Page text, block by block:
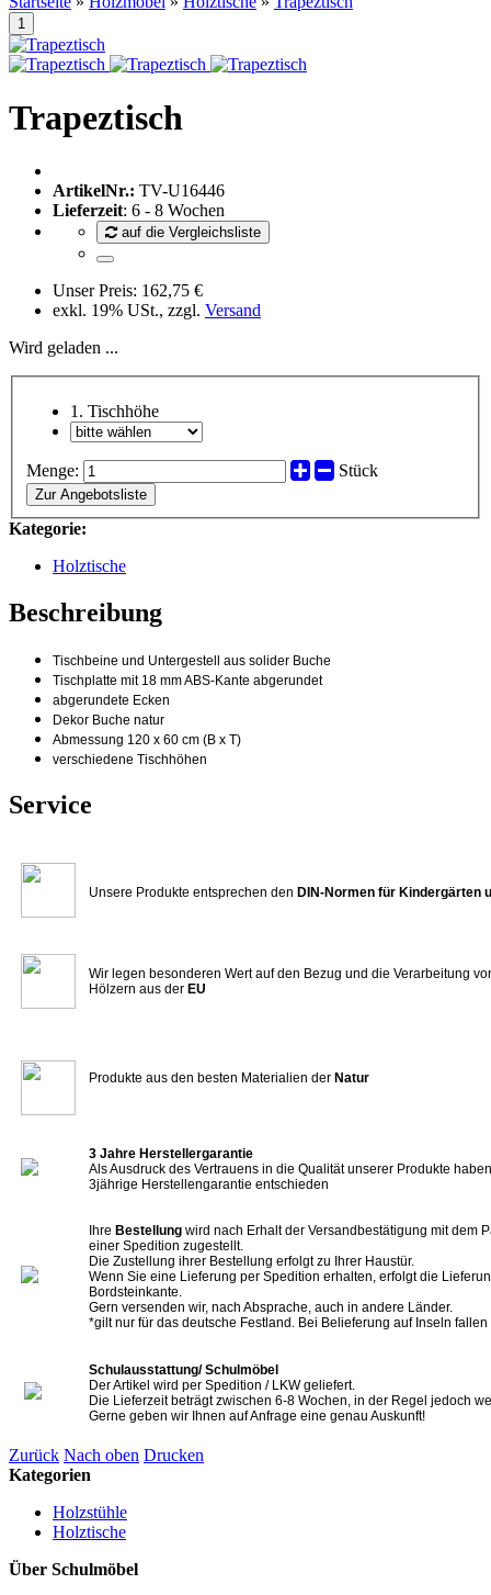
Trapeztisch
ArtikelNr.: TV-U16446
Lieferzeit: 6 - 8 Wochen
auf die Vergleichsliste
Unser Preis: 162,75 €
exkl. 19% USt., zzgl. Versand
Wird geladen ...
1. Tischhöhe
Menge: Stück
Zur Angebotsliste
Kategorie:
Holztische
Beschreibung
Tischbeine und Untergestell aus solider Buche
Tischplatte mit 18 mm ABS-Kante abgerundet
abgerundete Ecken
Dekor Buche natur
Abmessung 120 x 60 cm (B x T)
verschiedene Tischhöhen
Service
Unsere Produkte entsprechen den DIN-Normen für Kindergärten
Wir legen besonderen Wert auf den Bezug und die Verarbeitung
Hölzern aus der EU
Produkte aus den besten Materialien der Natur
3 Jahre Herstellergarantie
Als Ausdruck des Vertrauens in die Qualität unserer Produkte
3jährige Herstellengarantie entschieden
Ihre Bestellung wird nach Erhalt der Versandbestätigung mit dem
einer Spedition zugestellt.
Die Zustellung ihrer Bestellung erfolgt zu Ihrer Haustür.
Wenn Sie eine Lieferung per Spedition erhalten, erfolgt die
Bordsteinkante.
Gern versenden wir, nach Absprache, auch in andere Länder.
*gilt nur für das deutsche Festland. Bei Belieferung auf Inseln
Schulausstattung/ Schulmöbel
Der Artikel wird per Spedition / LKW geliefert.
Die Lieferzeit beträgt zwischen 6-8 Wochen, in der Regel jedoch
Gerne geben wir Ihnen auf Anfrage eine genau Auskunft!
Zurück Nach oben Drucken
Kategorien
Holzstühle
Holztische
Über Schulmöbel